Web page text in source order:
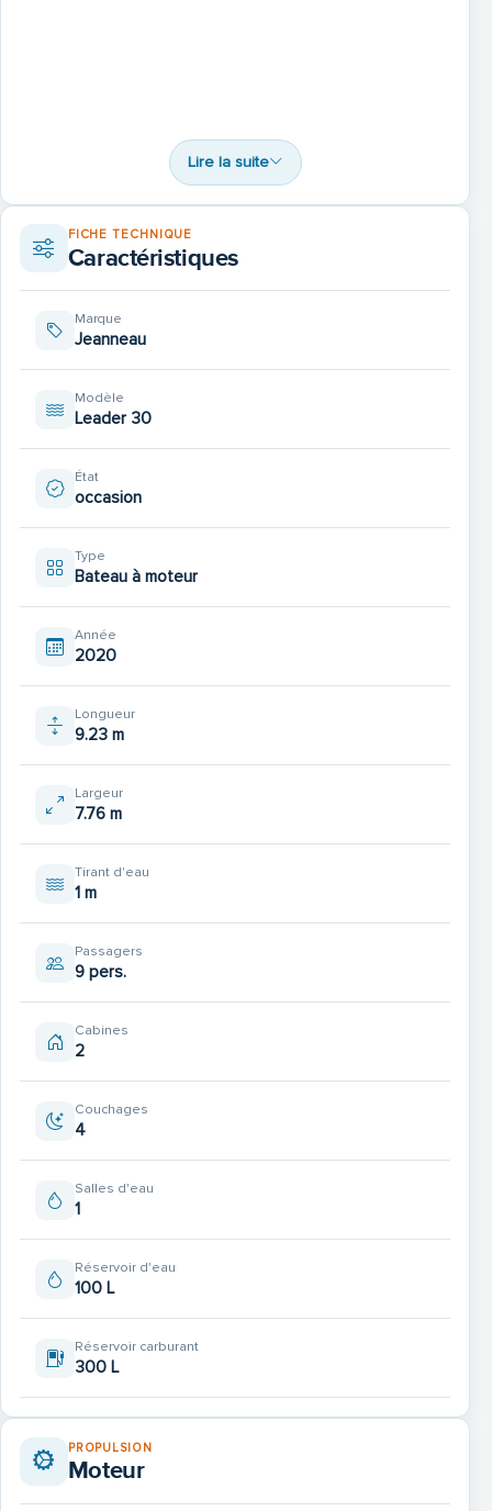
Lire la suite
FICHE TECHNIQUE
Caractéristiques
Marque
Jeanneau
Modèle
Leader 30
État
occasion
Type
Bateau à moteur
Année
2020
Longueur
9.23 m
Largeur
7.76 m
Tirant d'eau
1 m
Passagers
9 pers.
Cabines
2
Couchages
4
Salles d'eau
1
Réservoir d'eau
100 L
Réservoir carburant
300 L
PROPULSION
Moteur